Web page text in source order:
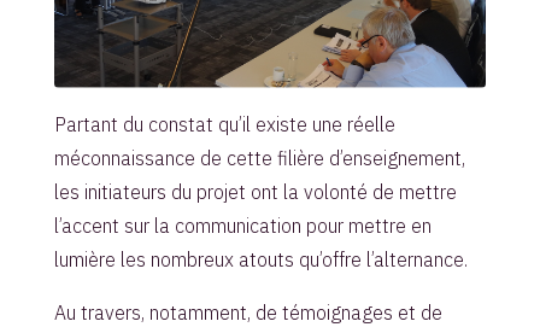
Partant du constat qu’il existe une réelle
méconnaissance de cette filière d’enseignement,
les initiateurs du projet ont la volonté de mettre
l’accent sur la communication pour mettre en
lumière les nombreux atouts qu’offre l’alternance.
Au travers, notamment, de témoignages et de